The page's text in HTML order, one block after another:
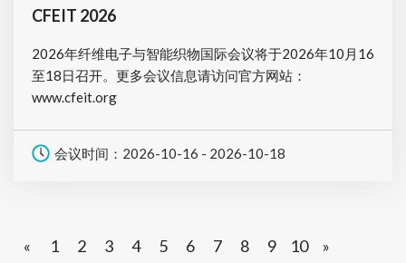
CFEIT 2026
2026年纤维电子与智能织物国际会议将于2026年10月16
至18日召开。更多会议信息请访问官方网站：
www.cfeit.org
会议时间：2026-10-16 - 2026-10-18
« 1 2 3 4 5 6 7 8 9 10 »